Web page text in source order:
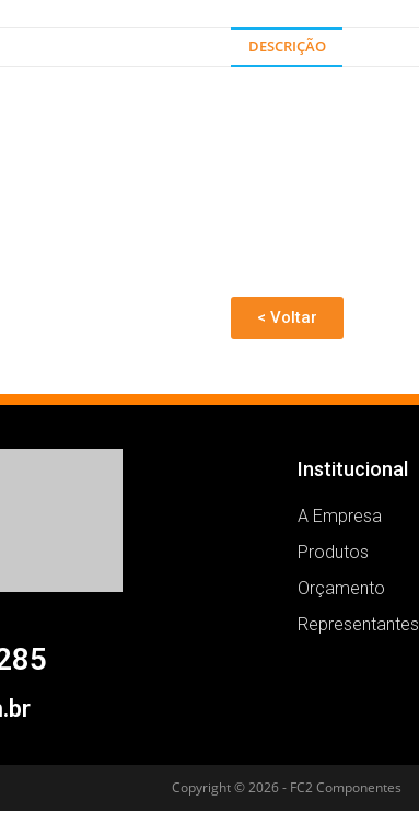
DESCRIÇÃO
< Voltar
Institucional
A Empresa
Produtos
Orçamento
Representantes
Copyright © 2026 - FC2 Componentes